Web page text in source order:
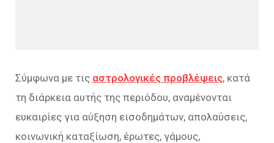
Σύμφωνα με τις αστρολογικές προβλέψεις, κατά
τη διάρκεια αυτής της περιόδου, αναμένονται
ευκαιρίες για αύξηση εισοδημάτων, απολαύσεις,
κοινωνική καταξίωση, έρωτες, γάμους,